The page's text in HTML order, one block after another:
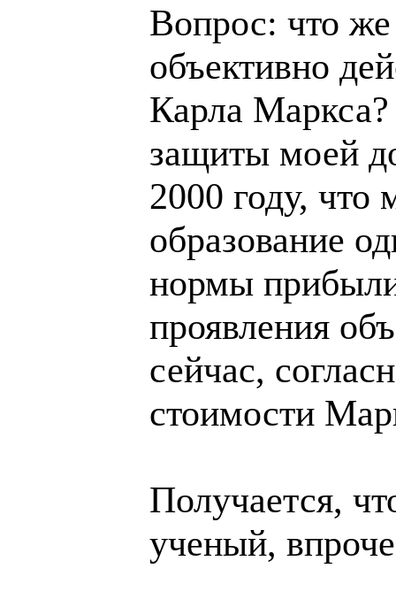
Вопрос: что
объективно
Карла
защиты моей
2000 году, что
образование
нормы
проявления
сейчас,
стоимости
Получается,
ученый,